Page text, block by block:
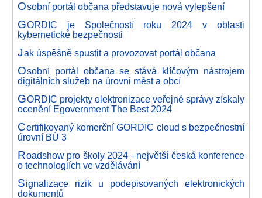
Osobní portál občana představuje nová vylepšení
GORDIC je Společností roku 2024 v oblasti
kybernetické bezpečnosti
Jak úspěšně spustit a provozovat portál občana
Osobní portál občana se stává klíčovým nástrojem
digitálních služeb na úrovni měst a obcí
GORDIC projekty elektronizace veřejné správy získaly
ocenění Egovernment The Best 2024
Certifikovaný komerční GORDIC cloud s bezpečnostní
úrovní BÚ 3
Roadshow pro školy 2024 - největší česká konference
o technologiích ve vzdělávání
Signalizace rizik u podepisovaných elektronických
dokumentů